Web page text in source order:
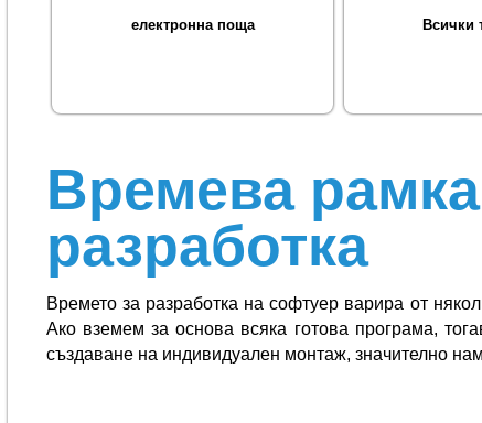
електронна поща Всички
Времева
разработка
Времето за разработка на софтуер варира от
Ако вземем за основа всяка готова програма,
създаване на индивидуален монтаж, значително